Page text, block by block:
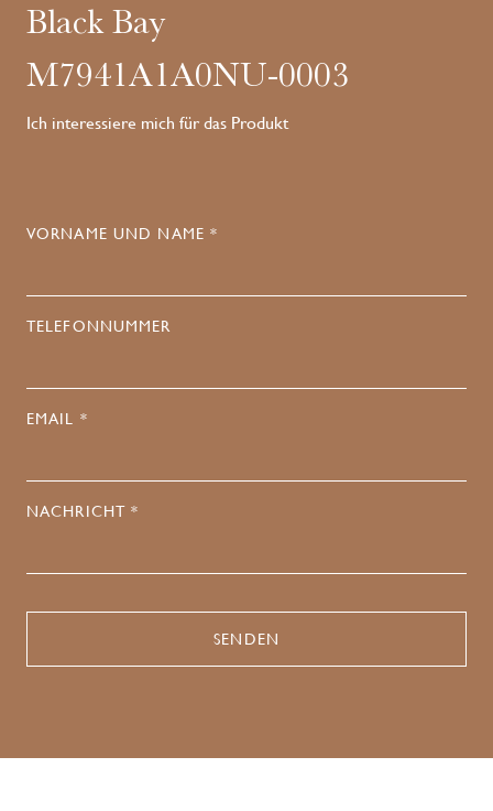
Black Bay
M7941A1A0NU-0003
Ich interessiere mich für das Produkt
VORNAME UND NAME *
TELEFONNUMMER
EMAIL *
NACHRICHT *